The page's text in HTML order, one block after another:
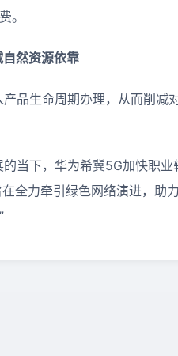
。
然资源依靠
品生命周期办理，从而削减
当下，华为希冀5G加快职
全力牵引绿色网络演进，助